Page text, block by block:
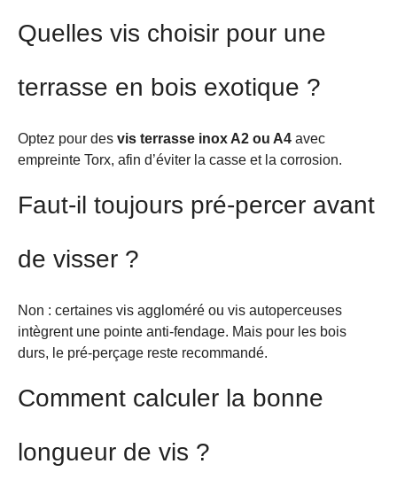
Quelles vis choisir pour une
terrasse en bois exotique ?
Optez pour des vis terrasse inox A2 ou A4 avec
empreinte Torx, afin d’éviter la casse et la corrosion.
Faut-il toujours pré-percer avant
de visser ?
Non : certaines vis aggloméré ou vis autoperceuses
intègrent une pointe anti-fendage. Mais pour les bois
durs, le pré-perçage reste recommandé.
Comment calculer la bonne
longueur de vis ?